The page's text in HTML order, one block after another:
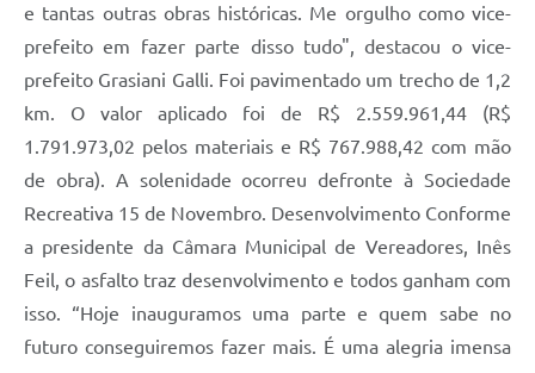
e tantas outras obras históricas. Me orgulho como vice-
prefeito em fazer parte disso tudo", destacou o vice-
prefeito Grasiani Galli. Foi pavimentado um trecho de 1,2
km. O valor aplicado foi de R$ 2.559.961,44 (R$
1.791.973,02 pelos materiais e R$ 767.988,42 com mão
de obra). A solenidade ocorreu defronte à Sociedade
Recreativa 15 de Novembro. Desenvolvimento Conforme
a presidente da Câmara Municipal de Vereadores, Inês
Feil, o asfalto traz desenvolvimento e todos ganham com
isso. “Hoje inauguramos uma parte e quem sabe no
futuro conseguiremos fazer mais. É uma alegria imensa